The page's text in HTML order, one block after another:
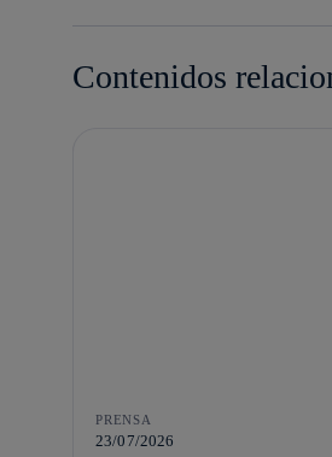
Contenidos
PRENSA
23/07/2026